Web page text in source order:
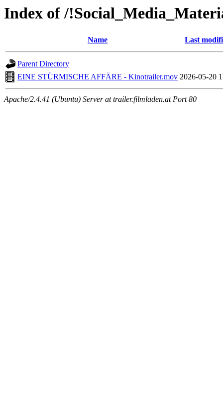
Index of /
Name Last
Parent Directory
EINE STÜRMISCHE AFFÄRE - Kinotrailer.mov 2026-05-20
Apache/2.4.41 (Ubuntu) Server at trailer.filmladen.at Port 80